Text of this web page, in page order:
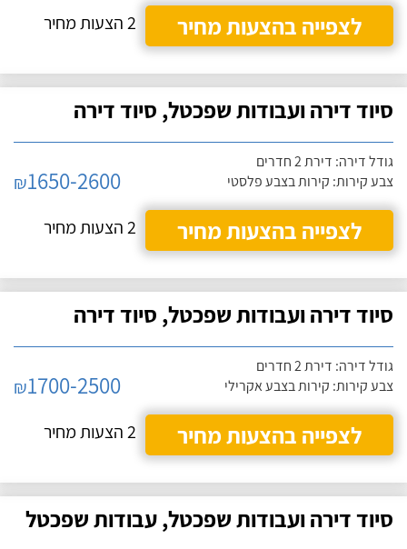
לצפייה בהצעות מחיר
2 הצעות מחיר
סיוד דירה ועבודות שפכטל, סיוד דירה
גודל דירה: דירת 2 חדרים
צבע קירות: קירות בצבע פלסטי
₪1650-2600
לצפייה בהצעות מחיר
2 הצעות מחיר
סיוד דירה ועבודות שפכטל, סיוד דירה
גודל דירה: דירת 2 חדרים
צבע קירות: קירות בצבע אקרילי
₪1700-2500
לצפייה בהצעות מחיר
2 הצעות מחיר
סיוד דירה ועבודות שפכטל, עבודות שפכטל